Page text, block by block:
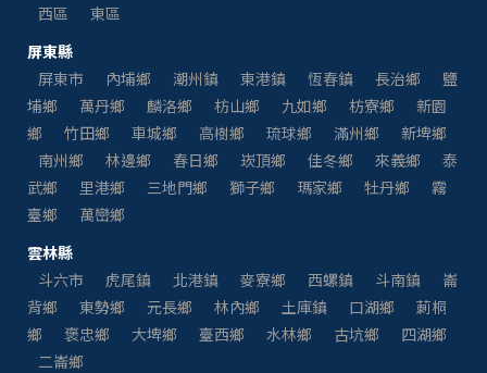
西區
東區
屏東縣
屏東市
內埔鄉 潮州鎮 東港鎮 恆春鎮 長治鄉
鹽
埔鄉
萬丹鄉 麟洛鄉 枋山鄉 九如鄉 枋寮鄉
新園
鄉
竹田鄉 車城鄉 高樹鄉 琉球鄉 滿州鄉
新埤鄉
南州鄉
林邊鄉 春日鄉 崁頂鄉 佳冬鄉 來義鄉
泰
武鄉
里港鄉 三地門鄉 獅子鄉 瑪家鄉 牡丹鄉
霧
臺鄉
萬巒鄉
雲林縣
斗六市
虎尾鎮 北港鎮 麥寮鄉 西螺鎮 斗南鎮
崙
背鄉
東勢鄉 元長鄉 林內鄉 土庫鎮 口湖鄉
莿桐
鄉
褒忠鄉 大埤鄉 臺西鄉 水林鄉 古坑鄉
四湖鄉
二崙鄉